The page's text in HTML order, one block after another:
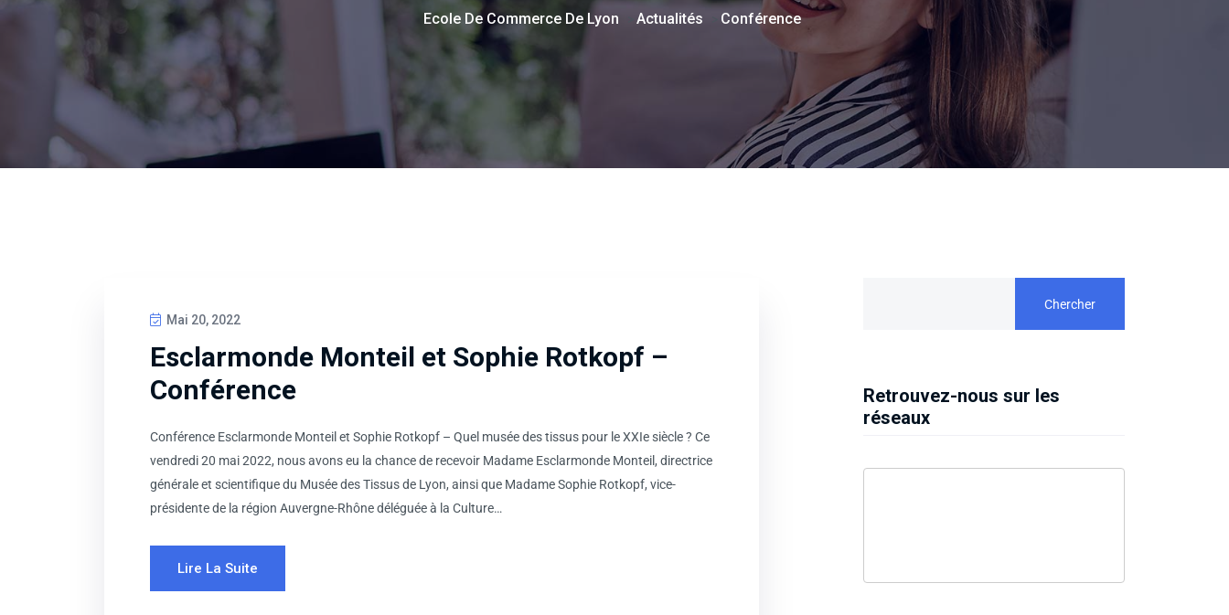
Ecole De Commerce De Lyon Actualités Conférence
Mai 20, 2022
Esclarmonde Monteil et Sophie Rotkopf –
Conférence
Conférence Esclarmonde Monteil et Sophie Rotkopf – Quel musée des tissus pour le XXIe siècle ? Ce
vendredi 20 mai 2022, nous avons eu la chance de recevoir Madame Esclarmonde Monteil, directrice
générale et scientifique du Musée des Tissus de Lyon, ainsi que Madame Sophie Rotkopf, vice-
présidente de la région Auvergne-Rhône déléguée à la Culture…
Lire La Suite
Chercher
Retrouvez-nous sur les
réseaux